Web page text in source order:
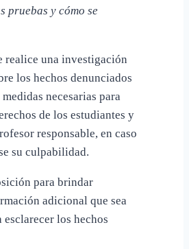
pruebas y cómo se
realice una investigación
los hechos denunciados
necesarias para
de los estudiantes y
responsable, en caso
su culpabilidad.
para brindar
adicional que sea
esclarecer los hechos